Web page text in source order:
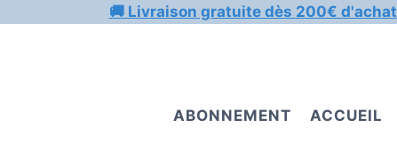
🚚 Livraison gratuite dès 200€ d'achat
ABONNEMENT ACCUEIL